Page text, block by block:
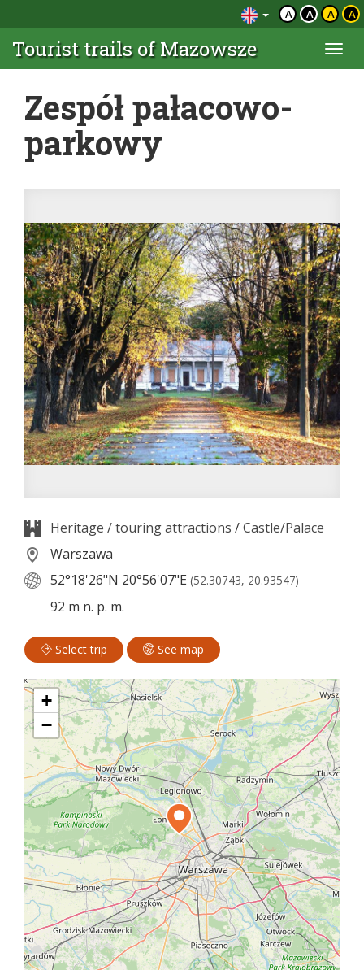
A A A A
Tourist trails of Mazowsze
Zespół pałacowo-
parkowy
Heritage / touring attractions /Castle/Palace
Warszawa
52°18'26"N 20°56'07"E (52.30743, 20.93547)
92 m n. p. m.
Select trip See map
+
−